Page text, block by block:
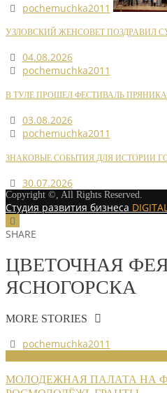
pochemuchka2011
УЗЛОВСКИЙ ЖЕНСОВЕТ ПОЗДРАВИЛ
04.08.2026
pochemuchka2011
В ТУЛЕ ПРОШЕЛ ФЕСТИВАЛЬ ПРЯНИКА
03.08.2026
pochemuchka2011
ЗНАКОВЫЕ СОБЫТИЯ ДЛЯ ИСТОРИИ
30.07.2026
Copyright ©, All Rights Reserved.
Студия развития бизнеса
SHARE
ЦВЕТОЧНАЯ
ЯСНОГОРСКА
MORE STORIES
pochemuchka2011
МОЛОДЕЖНАЯ ПАЛАТА НА